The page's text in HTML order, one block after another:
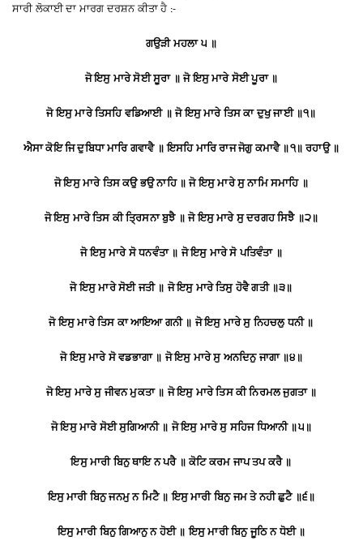
ਸਾਰੀ ਲੋਕਾਈ ਦਾ ਮਾਰਗ ਦਰਸ਼ਨ ਕੀਤਾ ਹੈ :-
ਗਉੜੀ ਮਹਲਾ ੫ ॥
ਜੋ ਇਸੁ ਮਾਰੇ ਸੋਈ ਸੂਰਾ ॥ ਜੋ ਇਸੁ ਮਾਰੇ ਸੋਈ ਪੂਰਾ ॥
ਜੋ ਇਸੁ ਮਾਰੇ ਤਿਸਹਿ ਵਡਿਆਈ ॥ ਜੋ ਇਸੁ ਮਾਰੇ ਤਿਸ ਕਾ ਦੁਖੁ ਜਾਈ ॥੧ ॥
ਐਸਾ ਕੋਇ ਜਿ ਦੁਬਿਧਾ ਮਾਰਿ ਗਵਾਵੈ ॥ ਇਸਹਿ ਮਾਰਿ ਰਾਜ ਜੋਗੁ ਕਮਾਵੈ ॥੧॥ ਰਹਾਉ ॥
ਜੋ ਇਸੁ ਮਾਰੇ ਤਿਸ ਕਉ ਭਉ ਨਾਹਿ ॥ ਜੋ ਇਸੁ ਮਾਰੇ ਸੁ ਨਾਮਿ ਸਮਾਹਿ ॥
ਜੋ ਇਸੁ ਮਾਰੇ ਤਿਸ ਕੀ ਤ੍ਰਿਸਨਾ ਬੁਝੈ ॥ ਜੋ ਇਸੁ ਮਾਰੇ ਸੁ ਦਰਗਹ ਸਿਝੈ ॥੨ ॥
ਜੋ ਇਸੁ ਮਾਰੇ ਸੋ ਧਨਵੰਤਾ ॥ ਜੋ ਇਸੁ ਮਾਰੇ ਸੋ ਪਤਿਵੰਤਾ ॥
ਜੋ ਇਸੁ ਮਾਰੇ ਸੋਈ ਜਤੀ ॥ ਜੋ ਇਸੁ ਮਾਰੇ ਤਿਸੁ ਹੋਵੈ ਗਤੀ ॥੩ ॥
ਜੋ ਇਸੁ ਮਾਰੇ ਤਿਸ ਕਾ ਆਇਆ ਗਨੀ ॥ ਜੋ ਇਸੁ ਮਾਰੇ ਸੁ ਨਿਹਚਲੁ ਧਨੀ ॥
ਜੋ ਇਸੁ ਮਾਰੇ ਸੋ ਵਡਭਾਗਾ ॥ ਜੋ ਇਸੁ ਮਾਰੇ ਸੁ ਅਨਦਿਨੁ ਜਾਗਾ ॥੪॥
ਜੋ ਇਸੁ ਮਾਰੇ ਸੁ ਜੀਵਨ ਮੁਕਤਾ ॥ ਜੋ ਇਸੁ ਮਾਰੇ ਤਿਸ ਕੀ ਨਿਰਮਲ ਜੁਗਤਾ ॥
ਜੋ ਇਸੁ ਮਾਰੇ ਸੋਈ ਸੁਗਿਆਨੀ ॥ ਜੋ ਇਸੁ ਮਾਰੇ ਸੁ ਸਹਿਜ ਧਿਆਨੀ ॥੫ ॥
ਇਸੁ ਮਾਰੀ ਬਿਨੁ ਥਾਇ ਨ ਪਰੈ ॥ ਕੋਟਿ ਕਰਮ ਜਾਪ ਤਪ ਕਰੈ ॥
ਇਸੁ ਮਾਰੀ ਬਿਨੁ ਜਨਮੁ ਨ ਮਿਟੈ ॥ ਇਸੁ ਮਾਰੀ ਬਿਨੁ ਜਮ ਤੇ ਨਹੀ ਛੁਟੈ ॥੬ ॥
ਇਸੁ ਮਾਰੀ ਬਿਨੁ ਗਿਆਨੁ ਨ ਹੋਈ ॥ ਇਸੁ ਮਾਰੀ ਬਿਨੁ ਜੂਠਿ ਨ ਧੋਈ ॥